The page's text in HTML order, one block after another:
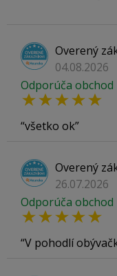
Overený
04.08.2026
Odporúča obchod
všetko ok
Overený
26.07.2026
Odporúča obchod
V pohodlí